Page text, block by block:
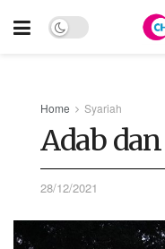
Home Syariah
Adab
28/12/2021